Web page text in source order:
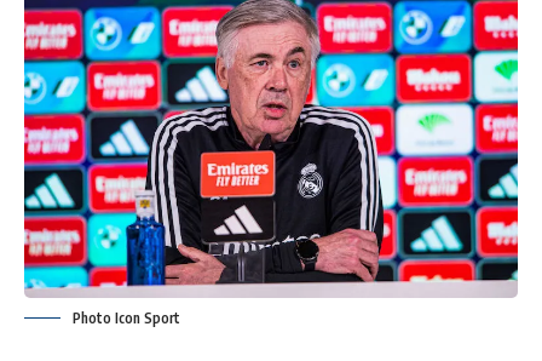
Photo Icon Sport